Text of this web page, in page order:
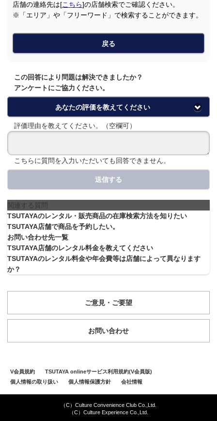
店舗の連絡先は[こちら]の店舗検索でご確認ください。
※「エリア」や「フリーワード」で検索することができます。
戻る
この回答により問題は解決できましたか？
アンケートにご協力ください。
あなたの評価を教えてください
評価理由を教えてください。（空欄可）
こちらに質問を入力いただいても回答できません。
送信する
関連する質問
TSUTAYAのレンタル・販売商品の在庫検索方法を知りたい
TSUTAYA店舗で商品を予約したい。
お問い合わせ先一覧
TSUTAYA店舗のレンタル料金を教えてください
TSUTAYAのレンタル料金や年会費等は店舗によって異なります
か？
ご意見・ご要望
お問い合わせ
V会員規約
TSUTAYA onlineサービス利用規約(V会員版)
個人情報の取り扱い
個人情報保護方針 会社情報
（C）Culture Convenience Club Co.,Ltd.
（C）Culture Experience Co.,Ltd.